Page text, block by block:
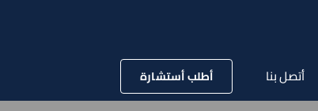
أتصل بنا أطلب أستشارة